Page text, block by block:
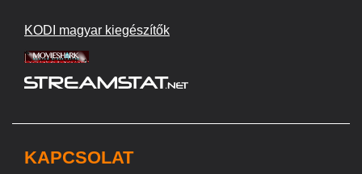
KODI magyar kiegészítők
KAPCSOLAT